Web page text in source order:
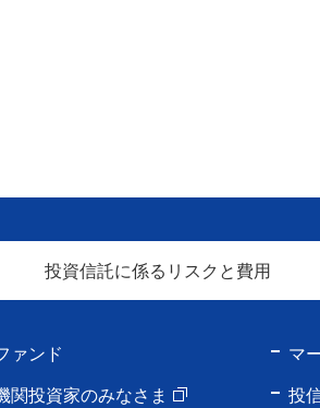
投資信託に係るリスクと費用
ァンド マ
関投資家のみなさま
投